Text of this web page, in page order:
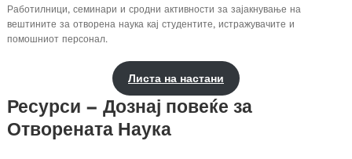
Работилници, семинари и сродни активности за зајакнување на
вештините за отворена наука кај студентите, истражувачите и
помошниот персонал.
Листа на настани
Ресурси – Дознај повеќе за
Отворената Наука